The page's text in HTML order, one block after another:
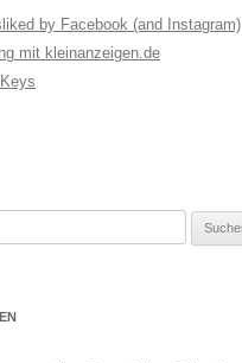
by Facebook (and Instagram)
mit kleinanzeigen.de